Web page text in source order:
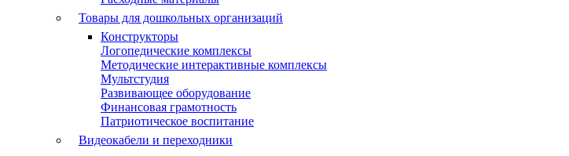
Товары для дошкольных организаций
Конструкторы
Логопедические комплексы
Методические интерактивные комплексы
Мультстудия
Развивающее оборудование
Финансовая грамотность
Патриотическое воспитание
Видеокабели и переходники